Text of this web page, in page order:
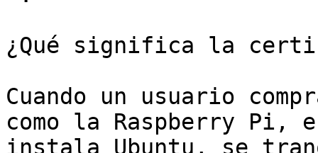
¿Qué significa la
Cuando un usuario
como la Raspberry Pi, e
instala Ubuntu, se